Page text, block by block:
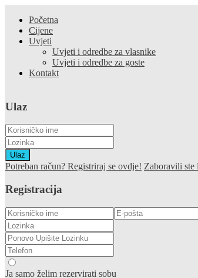
Početna
Cijene
Uvjeti
Uvjeti i odredbe za vlasnike
Uvjeti i odredbe za goste
Kontakt
Ulaz
Ulaz
Potreban račun? Registriraj se ovdje! Zaboravili ste
Registracija
Ja samo želim rezervirati sobu